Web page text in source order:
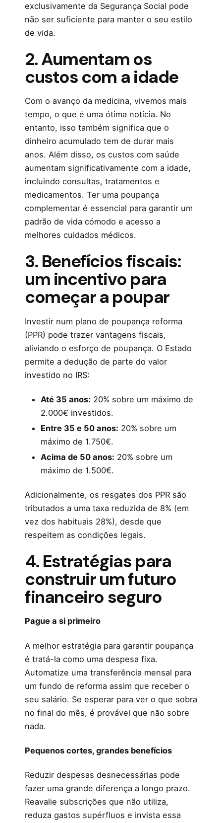
exclusivamente da Segurança Social pode
não ser suficiente para manter o seu estilo
de vida.
2. Aumentam os
custos com a idade
Com o avanço da medicina, vivemos mais
tempo, o que é uma ótima notícia. No
entanto, isso também significa que o
dinheiro acumulado tem de durar mais
anos. Além disso, os custos com saúde
aumentam significativamente com a idade,
incluindo consultas, tratamentos e
medicamentos. Ter uma poupança
complementar é essencial para garantir um
padrão de vida cómodo e acesso a
melhores cuidados médicos.
3. Benefícios fiscais:
um incentivo para
começar a poupar
Investir num plano de poupança reforma
(PPR) pode trazer vantagens fiscais,
aliviando o esforço de poupança. O Estado
permite a dedução de parte do valor
investido no IRS:
Até 35 anos: 20% sobre um máximo de
2.000€ investidos.
Entre 35 e 50 anos: 20% sobre um
máximo de 1.750€.
Acima de 50 anos: 20% sobre um
máximo de 1.500€.
Adicionalmente, os resgates dos PPR são
tributados a uma taxa reduzida de 8% (em
vez dos habituais 28%), desde que
respeitem as condições legais.
4. Estratégias para
construir um futuro
financeiro seguro
Pague a si primeiro
A melhor estratégia para garantir poupança
é tratá-la como uma despesa fixa.
Automatize uma transferência mensal para
um fundo de reforma assim que receber o
seu salário. Se esperar para ver o que sobra
no final do mês, é provável que não sobre
nada.
Pequenos cortes, grandes benefícios
Reduzir despesas desnecessárias pode
fazer uma grande diferença a longo prazo.
Reavalie subscrições que não utiliza,
reduza gastos supérfluos e invista essa